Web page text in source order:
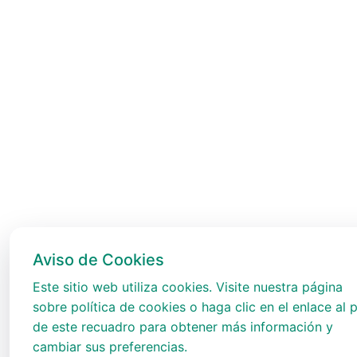
Aviso de Cookies
Este sitio web utiliza cookies. Visite nuestra página
sobre política de cookies o haga clic en el enlace al
de este recuadro para obtener más información y
cambiar sus preferencias.